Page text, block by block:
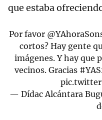
que estaba
Por favor
cortos? Hay gente
imágenes. Y hay que
vecinos. Gracias
— Dídac Alcántara